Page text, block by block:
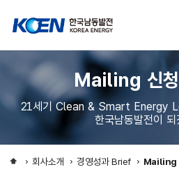
Mailing 신청
21세기 Clean & Smart Energy
한국남동발전이 되
회사소개 경영성과 Brief Mailing